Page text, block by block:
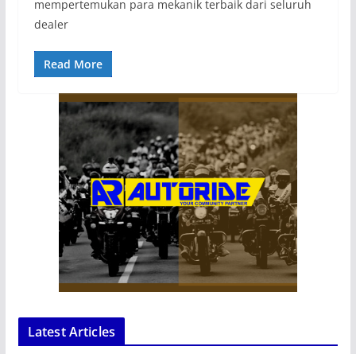
mempertemukan para mekanik terbaik dari seluruh
dealer
Read More
Latest Articles